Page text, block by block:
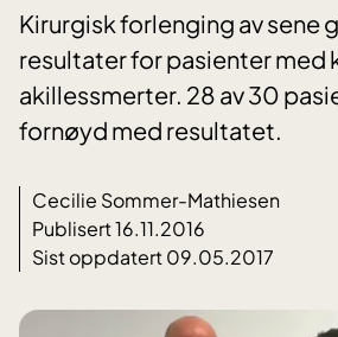
Kirurgisk forlenging av sene
resultater for pasienter med
akillessmerter. 28 av 30
fornøyd med resultatet.
Cecilie Sommer-Mathiesen
Publisert 16.11.2016
Sist oppdatert 09.05.2017